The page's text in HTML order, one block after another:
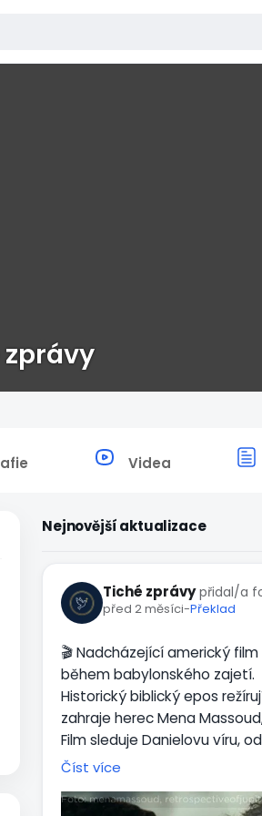
Videa
Nejnovější aktualizace
Tiché zprávy přidal/a
před 2 měsíci-Překlad
🎬 Nadcházející americký
během babylonského zajetí.
Historický biblický epos
zahraje herec Mena
Film sleduje Danielovu víru,
zpracovat známé biblické
Číst více